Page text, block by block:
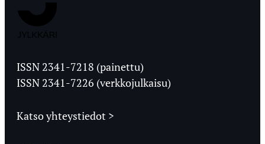
Ylioppilaslehti
ISSN 2341-7218 (painettu)
ISSN 2341-7226 (verkkojulkaisu)
Katso yhteystiedot >